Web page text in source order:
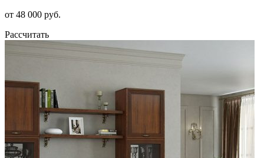
от 48 000 руб.
Рассчитать